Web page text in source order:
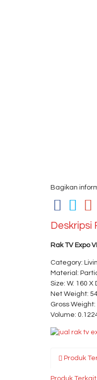
Bagikan
Deskripsi
Rak TV Expo
Category:
Material:
Size: W. 160 X
Net Weight:
Gross Weight:
Volume:
Produk
Produk